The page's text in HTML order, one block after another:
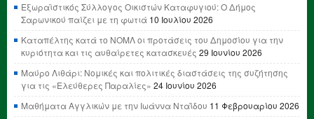
Εξωραϊστικός Σύλλογος Οικιστών Καταφυγιού: Ο Δήμος
Σαρωνικού παίζει με τη φωτιά 10 Ιουλίου 2026
Καταπέλτης κατά το ΝΟΜΛ οι προτάσεις του Δημοσίου για την
κυριότητα και τις αυθαίρετες κατασκευές 29 Ιουνίου 2026
Μαύρο Λιθάρι: Νομικές και πολιτικές διαστάσεις της συζήτησης
για τις «Ελεύθερες Παραλίες» 24 Ιουνίου 2026
Μαθήματα Αγγλικών με την Ιωάννα Νταΐδου 11 Φεβρουαρίου 2026